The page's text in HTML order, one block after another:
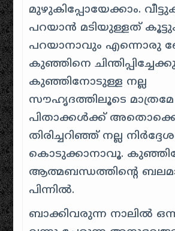
മുഴുകിപ്പോയേക്കാം.
പറയാൻ മടിയുള്ളത്
പറയാനാവും എന്നൊരു
കുഞ്ഞിനെ
കുഞ്ഞിനോടുള്ള നല്ല
സൗഹൃദത്തിലൂടെ മാത്രമേ
പിതാക്കൾക്ക്
തിരിച്ചറിഞ്ഞ് നല്ല
കൊടുക്കാനാവൂ.
ആത്മബന്ധത്തിന്റെ
പിന്നിൽ.
ബാക്കിവരുന്ന നാലിൽ